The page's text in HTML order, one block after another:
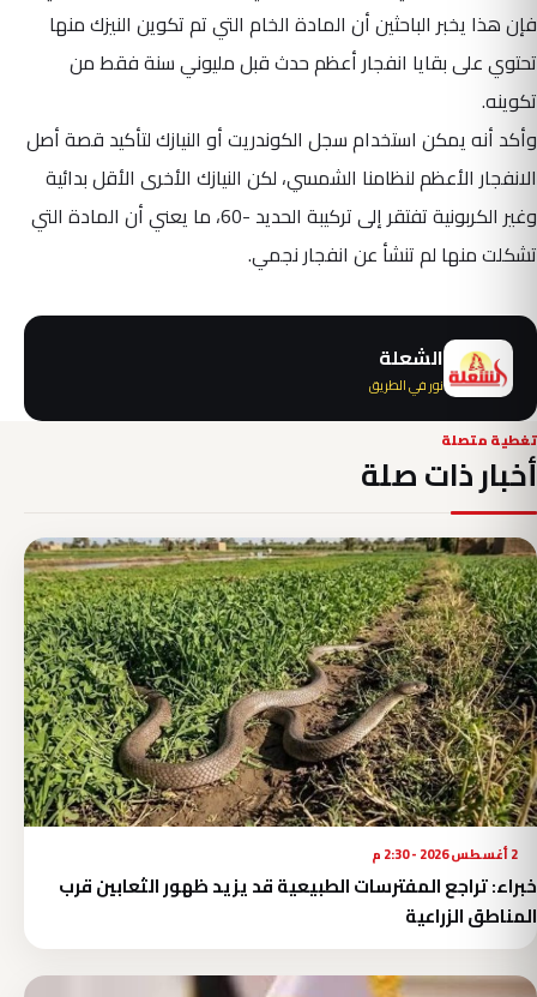
فإن هذا يخبر الباحثين أن المادة الخام التي تم تكوين النيزك منها
تحتوي على بقايا انفجار أعظم حدث قبل مليوني سنة فقط من
تكوينه.
وأكد أنه يمكن استخدام سجل الكوندريت أو النيازك لتأكيد قصة أصل
الانفجار الأعظم لنظامنا الشمسي، لكن النيازك الأخرى الأقل بدائية
وغير الكربونية تفتقر إلى تركيبة الحديد -60، ما يعني أن المادة التي
تشكلت منها لم تنشأ عن انفجار نجمي.
الشعلة
نور في الطريق
تغطية متصلة
أخبار ذات صلة
2 أغسطس 2026 - 2:30 م
خبراء: تراجع المفترسات الطبيعية قد يزيد ظهور الثعابين قرب
المناطق الزراعية